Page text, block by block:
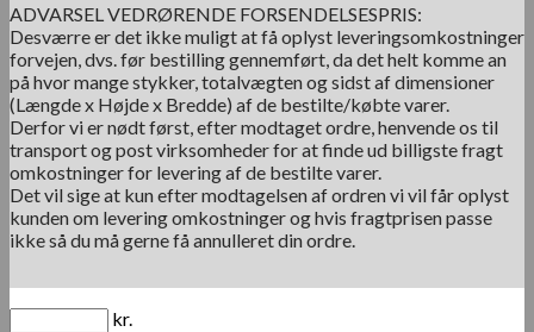
ADVARSEL VEDRØRENDE FORSENDELSESPRIS:
Desværre er det ikke muligt at få oplyst leveringsomkostninger
forvejen, dvs. før bestilling gennemført, da det helt komme an
på hvor mange stykker, totalvægten og sidst af dimensioner
(Længde x Højde x Bredde) af de bestilte/købte varer.
Derfor vi er nødt først, efter modtaget ordre, henvende os til
transport og post virksomheder for at finde ud billigste fragt
omkostninger for levering af de bestilte varer.
Det vil sige at kun efter modtagelsen af ordren vi vil får oplyst
kunden om levering omkostninger og hvis fragtprisen passe
ikke så du må gerne få annulleret din ordre.
kr.